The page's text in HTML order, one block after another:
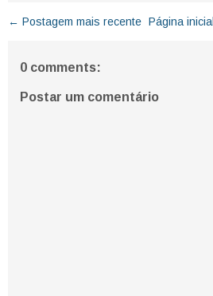
← Postagem mais recente Página inicial
0 comments:
Postar um comentário